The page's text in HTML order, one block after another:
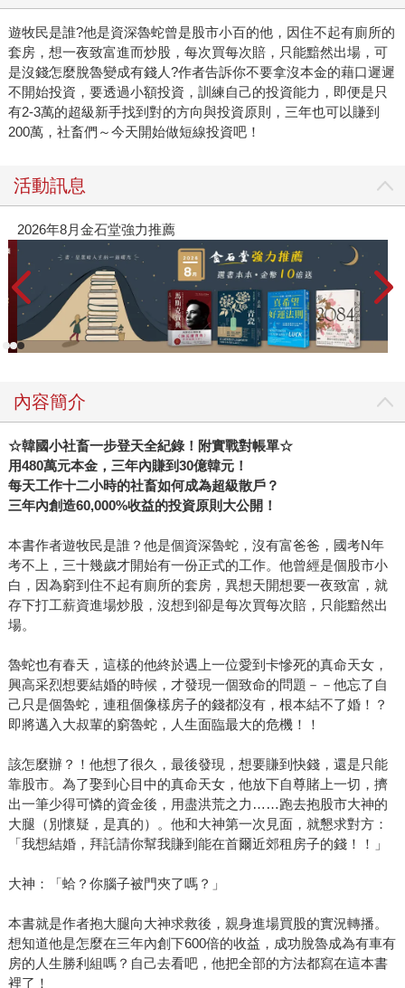
遊牧民是誰?他是資深魯蛇曾是股市小百的他，因住不起有廁所的
套房，想一夜致富進而炒股，每次買每次賠，只能黯然出場，可
是沒錢怎麼脫魯變成有錢人?作者告訴你不要拿沒本金的藉口遲遲
不開始投資，要透過小額投資，訓練自己的投資能力，即便是只
有2-3萬的超級新手找到對的方向與投資原則，三年也可以賺到
200萬，社畜們～今天開始做短線投資吧！
活動訊息
閱讀漫遊錄-2026上半年暢銷榜
內容簡介
☆韓國小社畜一步登天全紀錄！附實戰對帳單☆
用480萬元本金，三年內賺到30億韓元！
每天工作十二小時的社畜如何成為超級散戶？
三年內創造60,000%收益的投資原則大公開！
本書作者遊牧民是誰？他是個資深魯蛇，沒有富爸爸，國考N年
考不上，三十幾歲才開始有一份正式的工作。他曾經是個股市小
白，因為窮到住不起有廁所的套房，異想天開想要一夜致富，就
存下打工薪資進場炒股，沒想到卻是每次買每次賠，只能黯然出
場。
魯蛇也有春天，這樣的他終於遇上一位愛到卡慘死的真命天女，
興高采烈想要結婚的時候，才發現一個致命的問題－－他忘了自
己只是個魯蛇，連租個像樣房子的錢都沒有，根本結不了婚！？
即將邁入大叔輩的窮魯蛇，人生面臨最大的危機！！
該怎麼辦？！他想了很久，最後發現，想要賺到快錢，還是只能
靠股市。為了娶到心目中的真命天女，他放下自尊賭上一切，擠
出一筆少得可憐的資金後，用盡洪荒之力……跑去抱股市大神的
大腿（別懷疑，是真的）。他和大神第一次見面，就懇求對方：
「我想結婚，拜託請你幫我賺到能在首爾近郊租房子的錢！！」
大神：「蛤？你腦子被門夾了嗎？」
本書就是作者抱大腿向大神求救後，親身進場買股的實況轉播。
想知道他是怎麼在三年內創下600倍的收益，成功脫魯成為有車有
房的人生勝利組嗎？自己去看吧，他把全部的方法都寫在這本書
裡了！